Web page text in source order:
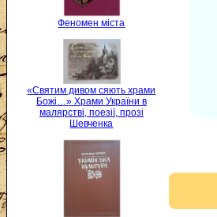
Феномен міста
«Святим дивом сяють храми
Божі…» Храми України в
малярстві, поезії, прозі
Шевченка